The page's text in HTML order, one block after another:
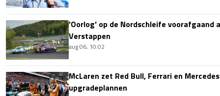
'Oorlog' op de Nordschleife voorafgaand
Verstappen
aug 06, 10:02
McLaren zet Red Bull, Ferrari en
upgradeplannen